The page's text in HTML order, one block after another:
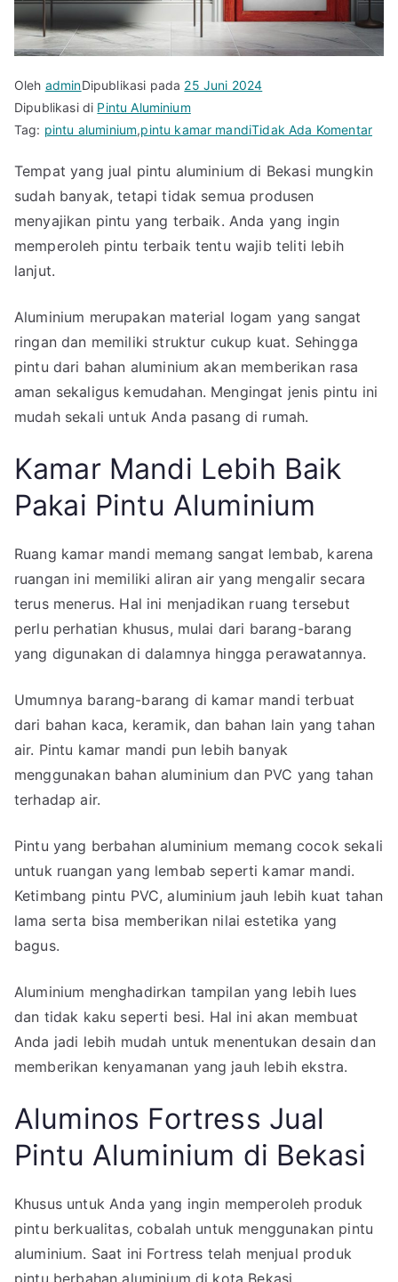
Oleh adminDipublikasi pada 25 Juni 2024
Dipublikasi di Pintu Aluminium
Tag: pintu aluminium,pintu kamar mandiTidak Ada Komentar
Jual
Saja
Tempat yang jual pintu aluminium di Bekasi mungkin
sudah banyak, tetapi tidak semua produsen
menyajikan pintu yang terbaik. Anda yang ingin
memperoleh pintu terbaik tentu wajib teliti lebih
lanjut.
Aluminium merupakan material logam yang sangat
ringan dan memiliki struktur cukup kuat. Sehingga
pintu dari bahan aluminium akan memberikan rasa
aman sekaligus kemudahan. Mengingat jenis pintu ini
mudah sekali untuk Anda pasang di rumah.
Kamar Mandi Lebih Baik
Pakai Pintu Aluminium
Ruang kamar mandi memang sangat lembab, karena
ruangan ini memiliki aliran air yang mengalir secara
terus menerus. Hal ini menjadikan ruang tersebut
perlu perhatian khusus, mulai dari barang-barang
yang digunakan di dalamnya hingga perawatannya.
Umumnya barang-barang di kamar mandi terbuat
dari bahan kaca, keramik, dan bahan lain yang tahan
air. Pintu kamar mandi pun lebih banyak
menggunakan bahan aluminium dan PVC yang tahan
terhadap air.
Pintu yang berbahan aluminium memang cocok sekali
untuk ruangan yang lembab seperti kamar mandi.
Ketimbang pintu PVC, aluminium jauh lebih kuat tahan
lama serta bisa memberikan nilai estetika yang
bagus.
Aluminium menghadirkan tampilan yang lebih lues
dan tidak kaku seperti besi. Hal ini akan membuat
Anda jadi lebih mudah untuk menentukan desain dan
memberikan kenyamanan yang jauh lebih ekstra.
Aluminos Fortress Jual
Pintu Aluminium di Bekasi
Khusus untuk Anda yang ingin memperoleh produk
pintu berkualitas, cobalah untuk menggunakan pintu
aluminium. Saat ini Fortress telah menjual produk
pintu berbahan aluminium di kota Bekasi.